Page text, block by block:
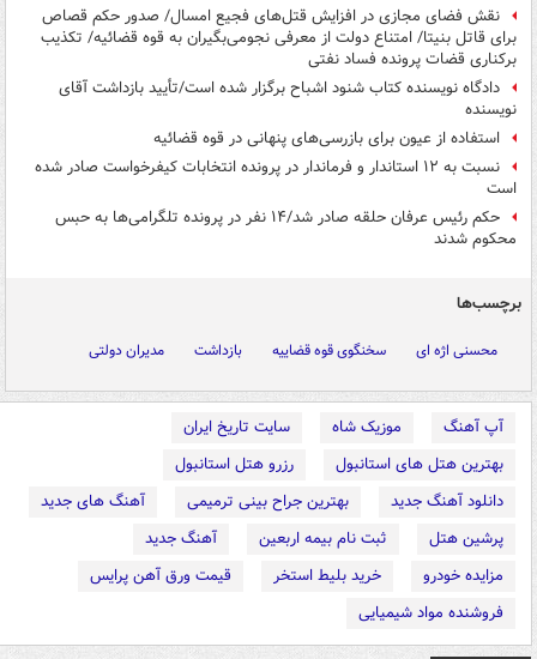
نقش فضای مجازی در افزایش قتل‌های فجیع امسال/ صدور حکم قصاص
برای قاتل بنیتا/ امتناع دولت از معرفی نجومی‌بگیران به قوه قضائیه/ تکذیب
برکناری قضات پرونده فساد نفتی
دادگاه نویسنده کتاب شنود اشباح برگزار شده است/تأیید بازداشت آقای
نویسنده
استفاده از عیون برای بازرسی‌های پنهانی در قوه قضائیه
نسبت به ١٢ استاندار و فرماندار در پرونده انتخابات کیفرخواست صادر شده
است
حکم رئیس عرفان حلقه صادر شد/۱۴ نفر در پرونده تلگرامی‌ها به حبس
محکوم شدند
برچسب‌ها
محسنی اژه ای سخنگوی قوه قضاییه بازداشت مدیران دولتی
آپ آهنگ موزیک شاه
سایت تاریخ ایران
بهترین هتل های استانبول
رزرو هتل استانبول
دانلود آهنگ جدید
بهترین جراح بینی ترمیمی
آهنگ های جدید
پرشین هتل
ثبت نام بیمه اربعین
آهنگ جدید
مزایده خودرو
خرید بلیط استخر
قیمت ورق آهن پرایس
فروشنده مواد شیمیایی